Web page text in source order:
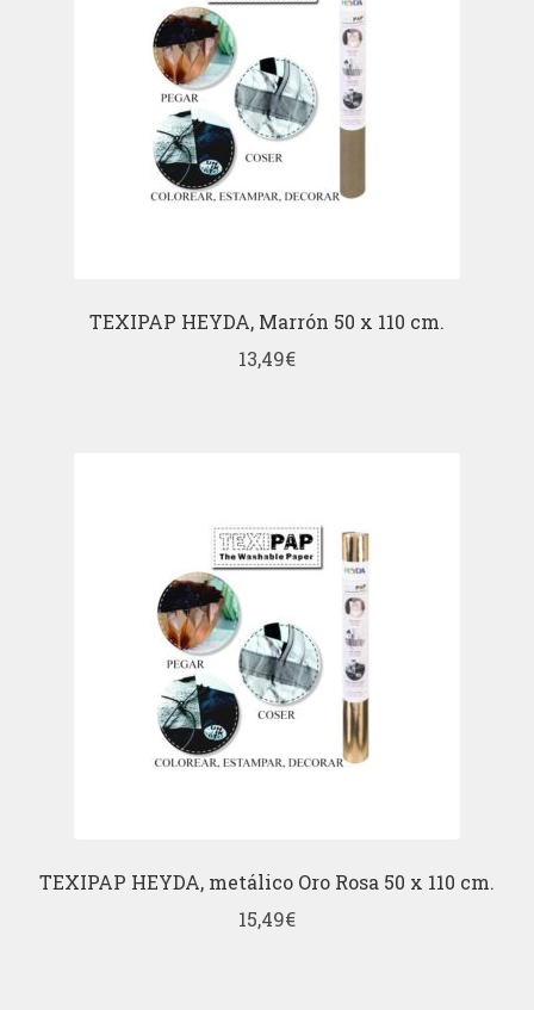
TEXIPAP HEYDA, Marrón 50 x 110 cm.
13,49€
TEXIPAP HEYDA, metálico Oro Rosa 50 x 110 cm.
15,49€